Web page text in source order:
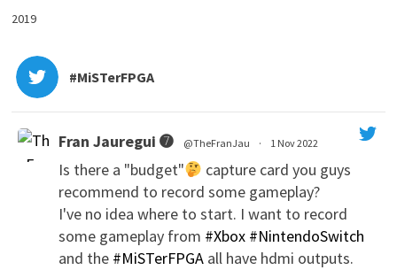
2019
#MiSTerFPGA
Fran Jauregui ➐ @TheFranJau · 1 Nov 2022
Is there a "budget"
capture card you guys
recommend to record some gameplay?
I've no idea where to start. I want to record
some gameplay from #Xbox #NintendoSwitch
and the #MiSTerFPGAall have hdmi outputs.